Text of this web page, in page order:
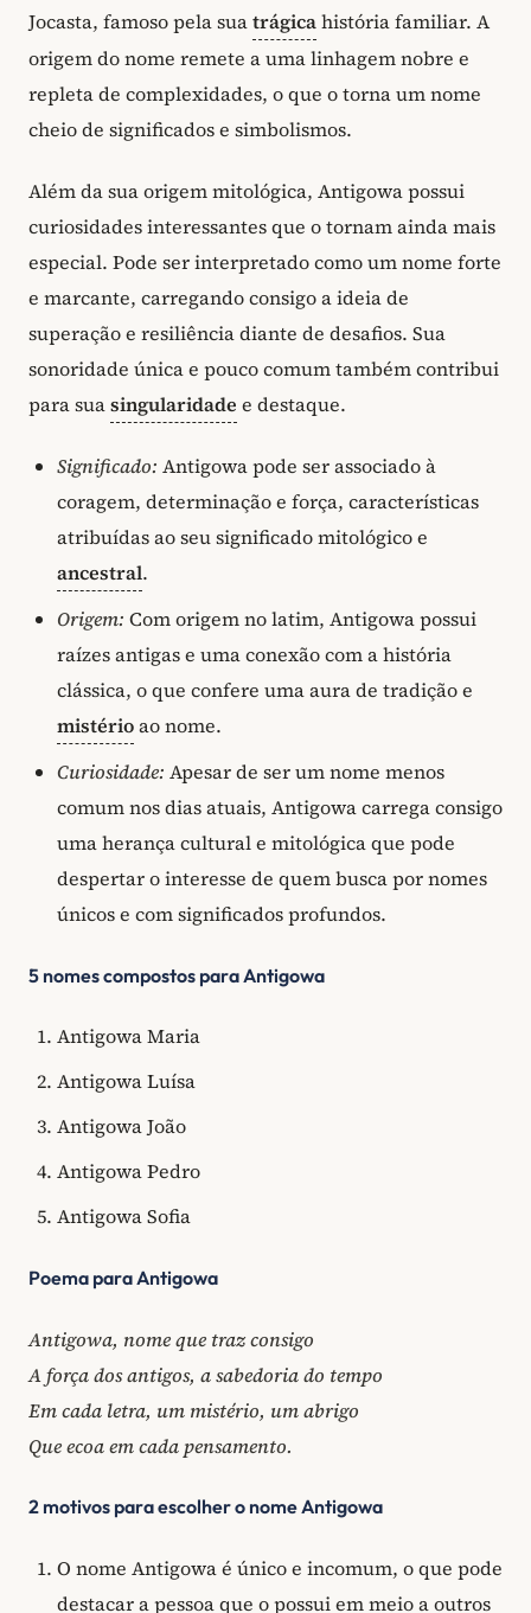
Jocasta, famoso pela suatrágicahistória familiar. A
origem do nome remete a uma linhagem nobre e
repleta de complexidades, o que o torna um nome
cheio de significados e simbolismos.
Além da sua origem mitológica, Antigowa possui
curiosidades interessantes que o tornam ainda mais
especial. Pode ser interpretado como um nome forte
e marcante, carregando consigo a ideia de
superação e resiliência diante de desafios. Sua
sonoridade única e pouco comum também contribui
para suasingularidade e destaque.
Significado: Antigowa pode ser associado à
coragem, determinação e força, características
atribuídas ao seu significado mitológico e
ancestral.
Origem: Com origem no latim, Antigowa possui
raízes antigas e uma conexão com a história
clássica, o que confere uma aura de tradição e
mistérioao nome.
Curiosidade: Apesar de ser um nome menos
comum nos dias atuais, Antigowa carrega consigo
uma herança cultural e mitológica que pode
despertar o interesse de quem busca por nomes
únicos e com significados profundos.
5 nomes compostos para Antigowa
Antigowa Maria
Antigowa Luísa
Antigowa João
Antigowa Pedro
Antigowa Sofia
Poema para Antigowa
Antigowa, nome que traz consigo
A força dos antigos, a sabedoria do tempo
Em cada letra, um mistério, um abrigo
Que ecoa em cada pensamento.
2 motivos para escolher o nome Antigowa
O nome Antigowa é único e incomum, o que pode
destacar a pessoa que o possui em meio a outros